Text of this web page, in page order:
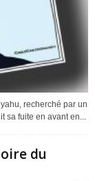
recherché par un
sa fuite en avant en...
du